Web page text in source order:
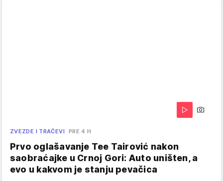
ZVEZDE I TRAČEVI PRE 4 H
Prvo oglašavanje Tee Tairović nakon
saobraćajke u Crnoj Gori: Auto uništen, a
evo u kakvom je stanju pevačica